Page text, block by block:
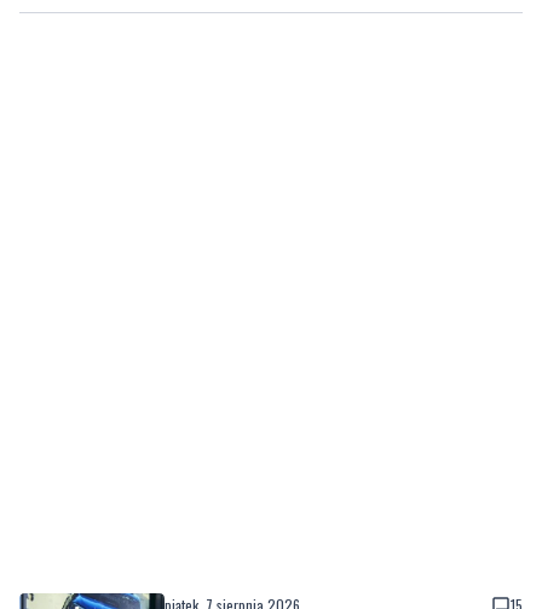
piątek, 7 sierpnia 2026 15